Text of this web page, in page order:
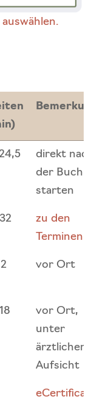
Bemerkung
Bemerkung
direkt nach
der Buchung
starten
zu den
Terminen
vor Ort
vor Ort,
unter
ärztlicher
Aufsicht
eCertification